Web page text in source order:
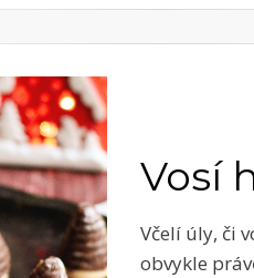
Vosí
Včelí úly, či
obvykle